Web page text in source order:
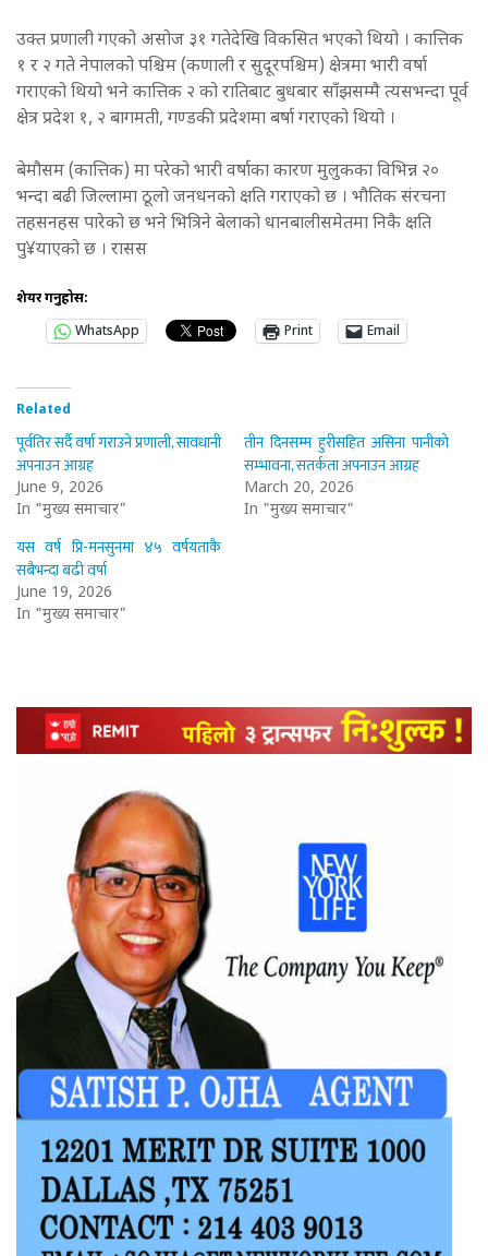
उक्त प्रणाली गएको असोज ३१ गतेदेखि विकसित भएको थियो । कात्तिक
१ र २ गते नेपालको पश्चिम (कणाली र सुदूरपश्चिम) क्षेत्रमा भारी वर्षा
गराएको थियो भने कात्तिक २ को रातिबाट बुधबार साँझसम्मै त्यसभन्दा पूर्व
क्षेत्र प्रदेश १, २ बागमती, गण्डकी प्रदेशमा बर्षा गराएको थियो ।
बेमौसम (कात्तिक) मा परेको भारी वर्षाका कारण मुलुकका विभिन्न २०
भन्दा बढी जिल्लामा ठूलो जनधनको क्षति गराएको छ । भौतिक संरचना
तहसनहस पारेको छ भने भित्रिने बेलाको धानबालीसमेतमा निकै क्षति
पु¥याएको छ । रासस
शेयर गर्नुहोस:
WhatsApp
Print Email
Related
पूर्वतिर सर्दै वर्षा गराउने प्रणाली, सावधानी
अपनाउन आग्रह
June 9, 2026
In "मुख्य समाचार"
तीन दिनसम्म हुरीसहित असिना पानीको
सम्भावना, सतर्कता अपनाउन आग्रह
March 20, 2026
In "मुख्य समाचार"
यस वर्ष प्रि-मनसुनमा ४५ वर्षयताकै
सबैभन्दा बढी वर्षा
June 19, 2026
In "मुख्य समाचार"